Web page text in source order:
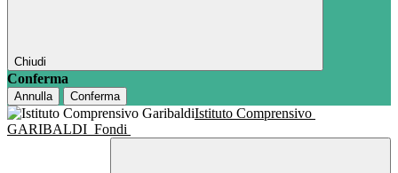
Chiudi
Conferma
Annulla Conferma
Istituto Comprensivo
GARIBALDI Fondi